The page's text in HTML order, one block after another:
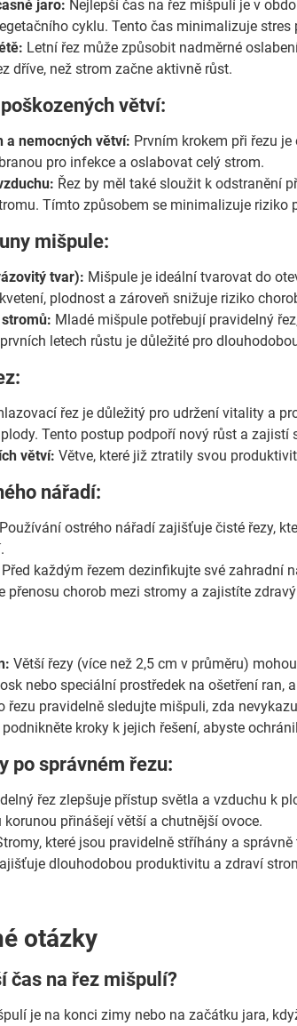
jaro: Nejlepší čas na řez mišpulí je v
cyklu. Tento čas minimalizuje
Letní řez může způsobit nadměrné
dříve, než strom začne aktivně růst.
větví:
a nemocných větví: Prvním krokem při řezu
pro infekce a oslabovat celý strom.
Řez by měl také sloužit k odstranění
Tímto způsobem se minimalizuje
mišpule:
tvar): Mišpule je ideální tvarovat do
plodnost a zároveň snižuje riziko
Mladé mišpule potřebují pravidelný
letech růstu je důležité pro
řez je důležitý pro udržení vitality a
Tento postup podpoří nový růst a zajistí
větví: Větve, které již ztratily svou
nářadí:
Používání ostrého nářadí zajišťuje čisté řezy,
Před každým řezem dezinfikujte své zahradní
přenosu chorob mezi stromy a zajistíte
Větší řezy (více než 2,5 cm v průměru)
nebo speciální prostředek na ošetření ran,
řezu pravidelně sledujte mišpuli, zda
kroky k jejich řešení, abyste
po správném řezu:
řez zlepšuje přístup světla a vzduchu k
přinášejí větší a chutnější ovoce.
které jsou pravidelně stříhány a
dlouhodobou produktivitu a zdraví
otázky
čas na řez mišpulí?
je na konci zimy nebo na začátku jara,